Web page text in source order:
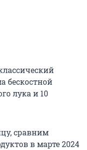
бескостной
лука и 10
сравним
в марте 2024